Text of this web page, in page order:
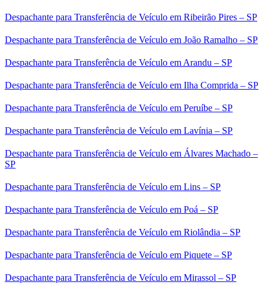
Despachante para Transferência de Veículo em Ribeirão Pires – SP
Despachante para Transferência de Veículo em João Ramalho – SP
Despachante para Transferência de Veículo em Arandu – SP
Despachante para Transferência de Veículo em Ilha Comprida – SP
Despachante para Transferência de Veículo em Peruíbe – SP
Despachante para Transferência de Veículo em Lavínia – SP
Despachante para Transferência de Veículo em Álvares Machado –
SP
Despachante para Transferência de Veículo em Lins – SP
Despachante para Transferência de Veículo em Poá – SP
Despachante para Transferência de Veículo em Riolândia – SP
Despachante para Transferência de Veículo em Piquete – SP
Despachante para Transferência de Veículo em Mirassol – SP